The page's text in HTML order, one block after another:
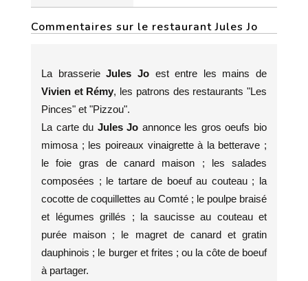
Commentaires sur le restaurant Jules Jo
La brasserieJules Joest entre les mains de
Vivien et Rémy, les patrons des restaurants "Les
Pinces" et "Pizzou".
La carte du Jules Jo annonce les gros oeufs bio
mimosa ; les poireaux vinaigrette à la betterave ;
le foie gras de canard maison ; les salades
composées ; le tartare de boeuf au couteau ; la
cocotte de coquillettes au Comté ; le poulpe braisé
et légumes grillés ; la saucisse au couteau et
purée maison ; le magret de canard et gratin
dauphinois ; le burger et frites ; ou la côte de boeuf
à partager.